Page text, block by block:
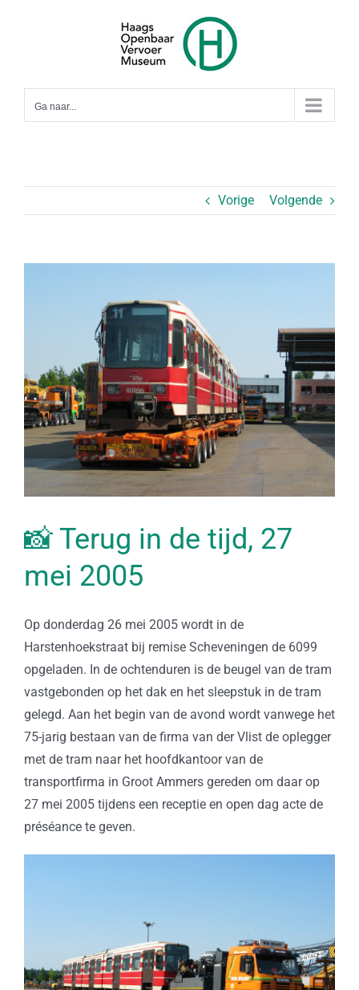
Ga naar...
Vorige Volgende
📸 Terug in de tijd, 27
mei 2005
Op donderdag 26 mei 2005 wordt in de
Harstenhoekstraat bij remise Scheveningen de 6099
opgeladen. In de ochtenduren is de beugel van de tram
vastgebonden op het dak en het sleepstuk in de tram
gelegd. Aan het begin van de avond wordt vanwege het
75-jarig bestaan van de firma van der Vlist de oplegger
met de tram naar het hoofdkantoor van de
transportfirma in Groot Ammers gereden om daar op
27 mei 2005 tijdens een receptie en open dag acte de
préséance te geven.